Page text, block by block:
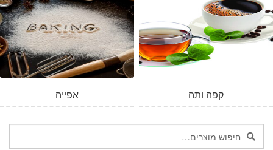
אפייה קפה ותה
חיפוש
עבור:
חיפוש